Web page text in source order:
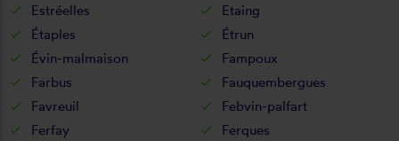
Estréelles
Etaing
Étaples
Étrun
Évin-malmaison
Fampoux
Farbus
Fauquembergues
Favreuil
Febvin-palfart
Ferfay
Ferques